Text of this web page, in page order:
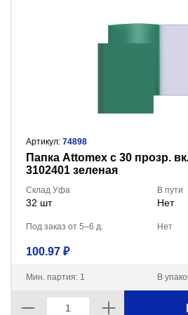
Артикул: 74898
Папка Attomex с 30 прозр.
3102401 зеленая
Склад Уфа
32 шт
В пути
Нет
Под заказ от 5–6 д. Нет
100.97 ₽
Мин. партия: 1 В